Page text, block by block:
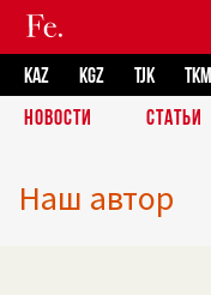
KAZ KGZ TJK TKM
НОВОСТИ
СТАТЬИ
Наш автор